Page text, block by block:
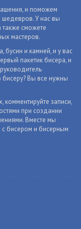
и поможем
шедевров. У нас вы
также сможете
мастеров.
бусин и камней, и у вас
пакетик бисера, и
Вы все нужны
комментируйте записи,
при создании
Вместе мы
бисером и бисерным